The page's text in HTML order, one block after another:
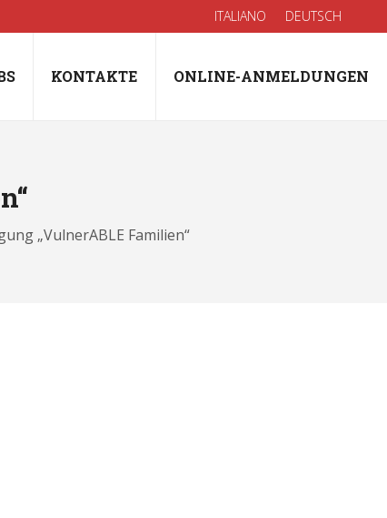
ITALIANO DEUTSCH
KONTAKTE ONLINE-ANMELDUNGEN
„VulnerABLE Familien“